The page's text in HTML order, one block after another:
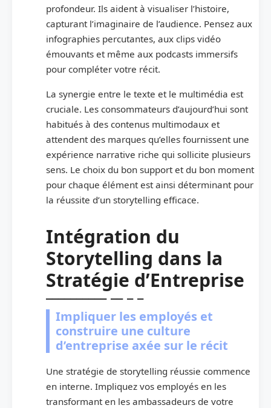
profondeur. Ils aident à visualiser l’histoire,
capturant l’imaginaire de l’audience. Pensez aux
infographies percutantes, aux clips vidéo
émouvants et même aux podcasts immersifs
pour compléter votre récit.
La synergie entre le texte et le multimédia est
cruciale. Les consommateurs d’aujourd’hui sont
habitués à des contenus multimodaux et
attendent des marques qu’elles fournissent une
expérience narrative riche qui sollicite plusieurs
sens. Le choix du bon support et du bon moment
pour chaque élément est ainsi déterminant pour
la réussite d’un storytelling efficace.
Intégration du
Storytelling dans la
Stratégie d’Entreprise
Impliquer les employés et
construire une culture
d’entreprise axée sur le récit
Une stratégie de storytelling réussie commence
en interne. Impliquez vos employés en les
transformant en les ambassadeurs de votre